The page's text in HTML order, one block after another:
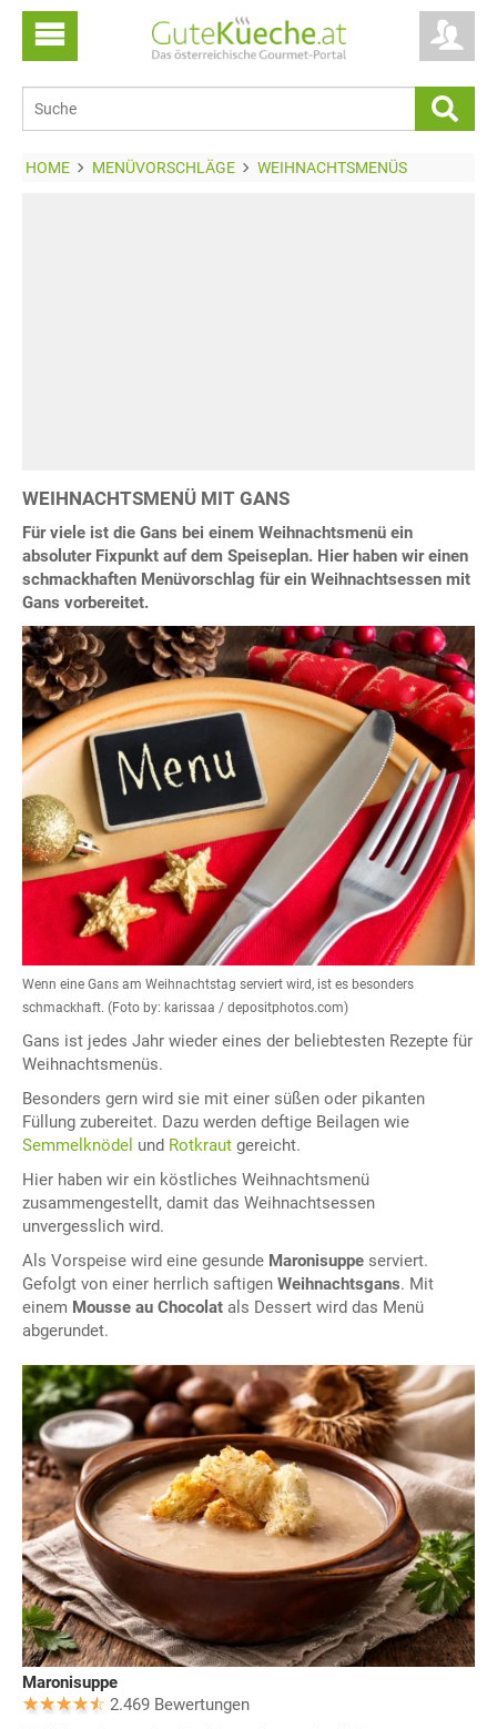
HOME MENÜVORSCHLÄGE WEIHNACHTSMENÜS
WEIHNACHTSMENÜ MIT GANS
Für viele ist die Gans bei einem Weihnachtsmenü ein
absoluter Fixpunkt auf dem Speiseplan. Hier haben wir einen
schmackhaften Menüvorschlag für ein Weihnachtsessen mit
Gans vorbereitet.
Wenn eine Gans am Weihnachtstag serviert wird, ist es besonders
schmackhaft. (Foto by: karissaa / depositphotos.com)
Gans ist jedes Jahr wieder eines der beliebtesten Rezepte für
Weihnachtsmenüs.
Besonders gern wird sie mit einer süßen oder pikanten
Füllung zubereitet. Dazu werden deftige Beilagen wie
Semmelknödel und Rotkraut gereicht.
Hier haben wir ein köstliches Weihnachtsmenü
zusammengestellt, damit das Weihnachtsessen
unvergesslich wird.
Als Vorspeise wird eine gesunde Maronisuppe serviert.
Gefolgt von einer herrlich saftigen Weihnachtsgans. Mit
einem Mousse au Chocolat als Dessert wird das Menü
abgerundet.
Maronisuppe
2.469 Bewertungen